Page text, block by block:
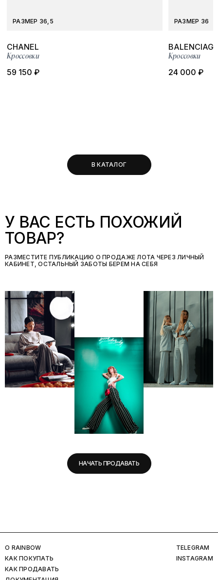
РАЗМЕР 36,5
CHANEL
Кроссовки
59 150 ₽
РАЗМЕР 36
Кроссовки
24 000 ₽
В КАТАЛОГ
У ВАС ЕСТЬ ПОХОЖИЙ
ТОВАР?
РАЗМЕСТИТЕ ПУБЛИКАЦИЮ О ПРОДАЖЕ ЛОТА ЧЕРЕЗ ЛИЧНЫЙ
КАБИНЕТ, ОСТАЛЬНЫЙ ЗАБОТЫ БЕРЕМ НА СЕБЯ
НАЧАТЬ ПРОДАВАТЬ
O RAINBOW
КАК ПОКУПАТЬ
КАК ПРОДАВАТЬ
TELEGRAM
INSTAGRAM